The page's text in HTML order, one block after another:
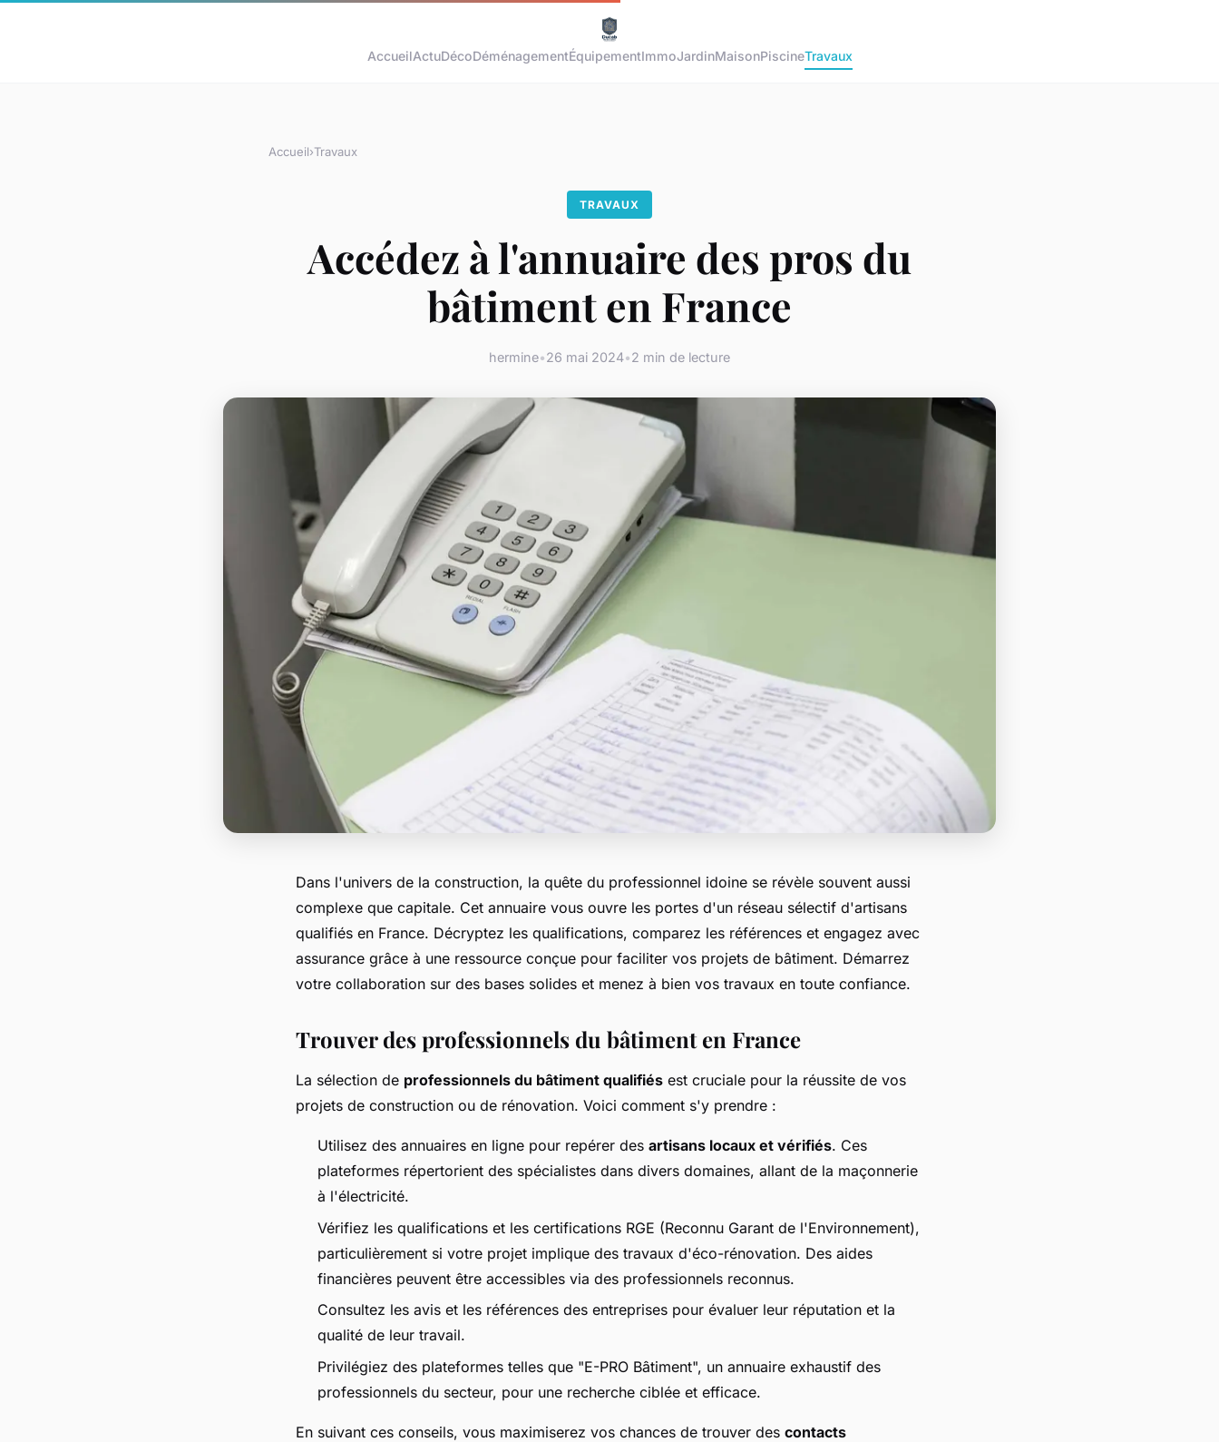
AccueilActuDécoDéménagementÉquipementImmoJardinMaisonPiscineTravaux
Accueil›Travaux
TRAVAUX
Accédez à l'annuaire des pros du
bâtiment en France
hermine•26 mai 2024•2 min de lecture
Dans l'univers de la construction, la quête du professionnel idoine se révèle souvent aussi
complexe que capitale. Cet annuaire vous ouvre les portes d'un réseau sélectif d'artisans
qualifiés en France. Décryptez les qualifications, comparez les références et engagez avec
assurance grâce à une ressource conçue pour faciliter vos projets de bâtiment. Démarrez
votre collaboration sur des bases solides et menez à bien vos travaux en toute confiance.
Trouver des professionnels du bâtiment en France
La sélection de professionnels du bâtiment qualifiés est cruciale pour la réussite de vos
projets de construction ou de rénovation. Voici comment s'y prendre :
Utilisez des annuaires en ligne pour repérer des artisans locaux et vérifiés. Ces
plateformes répertorient des spécialistes dans divers domaines, allant de la maçonnerie
à l'électricité.
Vérifiez les qualifications et les certifications RGE (Reconnu Garant de l'Environnement),
particulièrement si votre projet implique des travaux d'éco-rénovation. Des aides
financières peuvent être accessibles via des professionnels reconnus.
Consultez les avis et les références des entreprises pour évaluer leur réputation et la
qualité de leur travail.
Privilégiez des plateformes telles que "E-PRO Bâtiment", un annuaire exhaustif des
professionnels du secteur, pour une recherche ciblée et efficace.
En suivant ces conseils, vous maximiserez vos chances de trouver des contacts